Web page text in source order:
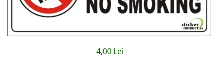
Placute PVC
4,00 Lei